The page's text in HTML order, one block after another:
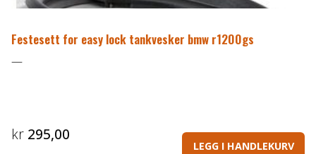
Festesett for easy lock tankvesker bmw r1200gs
—
kr 295,00
LEGG I HANDLEKURV